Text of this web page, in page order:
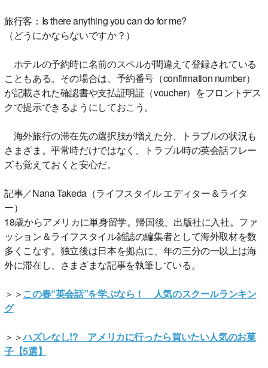
旅行客：Is there anything you can do for me?
（どうにかならないですか？）
ホテルの予約時に名前のスペルが間違えて登録されている
こともある。その場合は、予約番号（confirmation number）
が記載された確認書や支払証明証（voucher）をフロントデス
クで提示できるようにしておこう。
海外旅行の滞在先の選択肢が増えた分、トラブルの状況も
さまざま。平常時だけではなく、トラブル時の英会話フレー
ズも覚えておくと安心だ。
記事／Nana Takeda（ライフスタイル エディター＆ライタ
ー）
18歳からアメリカに単身留学。帰国後、出版社に入社。ファ
ッション＆ライフスタイル雑誌の編集者として海外取材を数
多くこなす。独立後は日本を拠点に、年の三分の一以上は海
外に滞在し、さまざまな記事を執筆している。
＞＞ この春“英会話”を学ぶなら！ 人気のスクールランキン
グ
＞＞ハズレなし!? アメリカに行ったら買いたい人気のお菓
子【5選】